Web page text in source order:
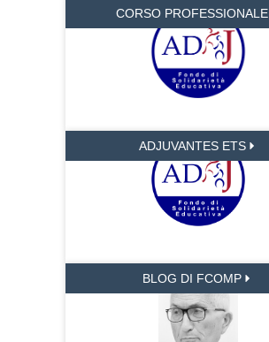
CORSO PROFESSIONALE
ADJUVANTES ETS
BLOG DI FCOMP